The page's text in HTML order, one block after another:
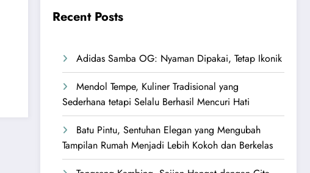
Recent Posts
Adidas Samba OG: Nyaman Dipakai, Tetap Ikonik
Mendol Tempe, Kuliner Tradisional yang
Sederhana tetapi Selalu Berhasil Mencuri Hati
Batu Pintu, Sentuhan Elegan yang Mengubah
Tampilan Rumah Menjadi Lebih Kokoh dan Berkelas